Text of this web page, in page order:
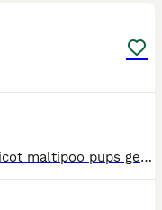
Onze kaya heeft mooie speelse abricot maltipoo pups gekregen 5 reuen en 3 teefjes De pups zijn volgens schema ontwormt - ingeënt - gechipt - europees paspoort onderzocht en goedgekeurd door dierenarts De pups worden goed gesocialiseerd en groeien met kinderen op De pups mogen het nest en de moeder vanaf 3 augustus verlaten Ze zijn dan 8 wk oud Liever appen of bellen Meer info 06 2393 3521